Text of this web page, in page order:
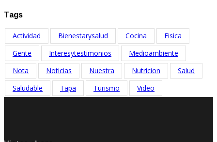
Tags
Actividad Bienestarysalud Cocina
Fisica
Gente
Interesytestimonios
Medioambiente
Nota
Noticias Nuestra Nutricion
Salud
Saludable
Tapa Turismo Video